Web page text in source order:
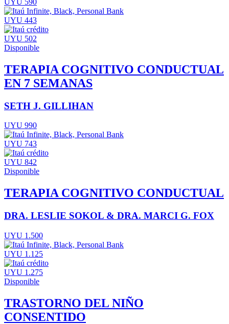
UYU 443
UYU 502
Disponible
TERAPIA COGNITIVO CONDUCTUAL
EN 7 SEMANAS
SETH J. GILLIHAN
UYU 990
UYU 743
UYU 842
Disponible
TERAPIA COGNITIVO CONDUCTUAL
DRA. LESLIE SOKOL & DRA. MARCI G. FOX
UYU 1.500
UYU 1.125
UYU 1.275
Disponible
TRASTORNO DEL NIÑO
CONSENTIDO